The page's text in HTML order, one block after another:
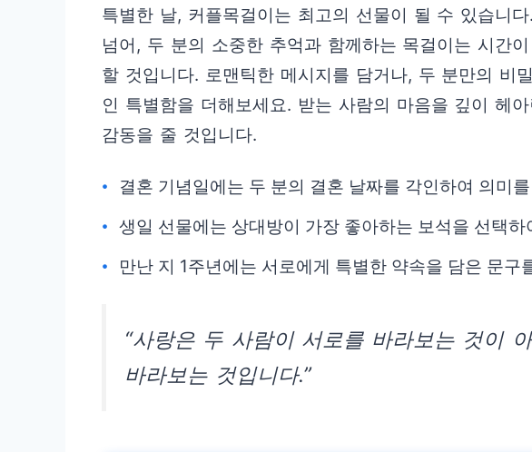
특별한 날, 커플목걸이는 최고의 선물이 될 수 있습니
넘어, 두 분의 소중한 추억과 함께하는 목걸이는 시간
할 것입니다. 로맨틱한 메시지를 담거나, 두 분만의 비
인 특별함을 더해보세요. 받는 사람의 마음을 깊이 헤
감동을 줄 것입니다.
결혼 기념일에는 두 분의 결혼 날짜를 각인하여 의미
생일 선물에는 상대방이 가장 좋아하는 보석을 선택
만난 지 1주년에는 서로에게 특별한 약속을 담은 문구
“사랑은 두 사람이 서로를 바라보는 것이
바라보는 것입니다.”